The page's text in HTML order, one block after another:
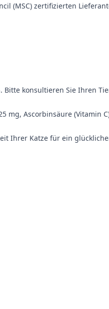
(MSC) zertifizierten
konsultieren Sie Ihren
mg, Ascorbinsäure (Vitamin
Ihrer Katze für ein